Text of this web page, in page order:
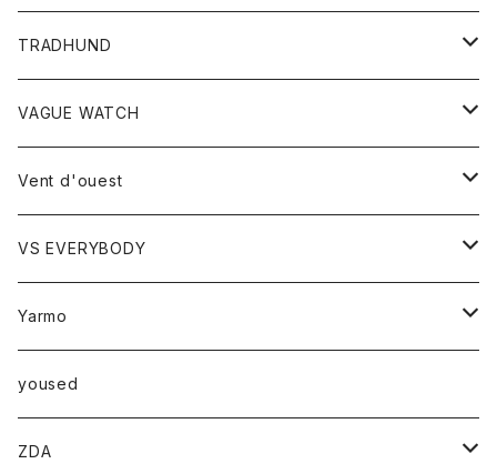
レディース
カットソー
TRADHUND
セーター
ベスト
VAGUE WATCH
時計
Vent d'ouest
ボトム
スカート
トップス
ベスト
VS EVERYBODY
トップス
Ｔシャツ
Yarmo
アウター
コート
小物
yoused
ZDA